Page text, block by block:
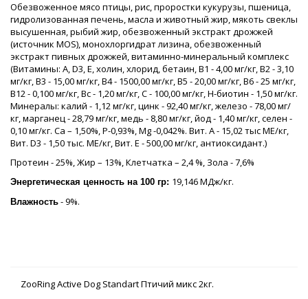
Обезвоженное мясо птицы, рис, проростки кукурузы, пшеница,
гидролизованная печень, масла и животный жир, мякоть свеклы
высушенная, рыбий жир, обезвоженный экстракт дрожжей
(источник MOS), монохлоргидрат лизина, обезвоженный
экстракт пивных дрожжей, витаминно-минеральный комплекс
(Витамины: А, D3, Е, холин, хлорид, бетаин, В1 - 4,00 мг/кг, В2 - 3,10
мг/кг, В3 - 15,00 мг/кг, В4 - 1500,00 мг/кг, В5 - 20,00 мг/кг, В6 - 25 мг/кг,
В12 - 0,100 мг/кг, Вс - 1,20 мг/кг, С - 100,00 мг/кг, Н-биотин - 1,50 мг/кг.
Минералы: калий - 1,12 мг/кг, цинк - 92,40 мг/кг, железо - 78,00 мг/
кг, марганец - 28,79 мг/кг, медь - 8,80 мг/кг, йод - 1,40 мг/кг, селен -
0,10 мг/кг. Ca – 1,50%, Р-0,93%, Mg -0,042%. Вит. А - 15,02 тыс МЕ/кг,
Вит. D3 - 1,50 тыс. ME/кг, Вит. Е - 500,00 мг/кг, антиоксидант.)
Протеин - 25%, Жир – 13%, Клетчатка – 2,4 %, Зола - 7,6%
Энергетическая ценность на 100 гр: 19,146 МДж/кг.
Влажность - 9%.
ZooRing Active Dog Standart Птичий микс 2кг.